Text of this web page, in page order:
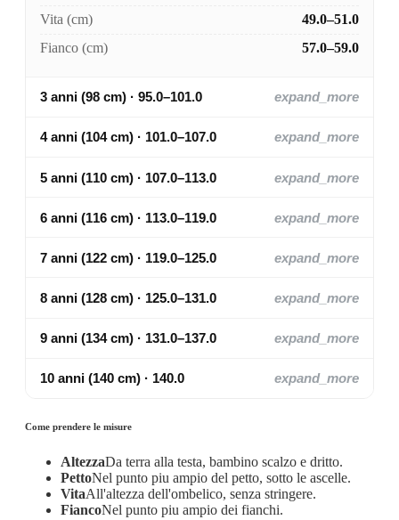
Vita (cm)
49.0–51.0
Fianco (cm)
57.0–59.0
3 anni (98 cm) · 95.0–101.0 expand_more
4 anni (104 cm) · 101.0–107.0 expand_more
5 anni (110 cm) · 107.0–113.0 expand_more
6 anni (116 cm) · 113.0–119.0 expand_more
7 anni (122 cm) · 119.0–125.0 expand_more
8 anni (128 cm) · 125.0–131.0 expand_more
9 anni (134 cm) · 131.0–137.0 expand_more
10 anni (140 cm) · 140.0 expand_more
Come prendere le misure
AltezzaDa terra alla testa, bambino scalzo e dritto.
PettoNel punto piu ampio del petto, sotto le ascelle.
VitaAll'altezza dell'ombelico, senza stringere.
FiancoNel punto piu ampio dei fianchi.